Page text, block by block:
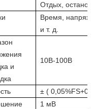
Отдых,
Время,
и т. д.
и
10В-100В
± (
1 мВ